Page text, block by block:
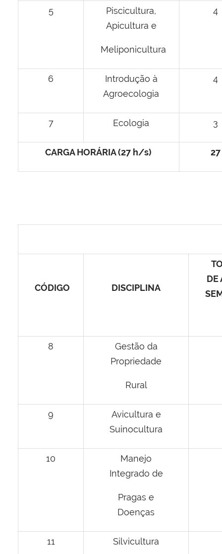
5
Piscicultura,
Apicultura e
Meliponicultura
4
6
Introdução à
Agroecologia
4
7 Ecologia 3
CARGA HORÁRIA (27 h/s) 27
CÓDIGO DISCIPLINA
DE
8
Gestão da
Propriedade
Rural
9
Avicultura e
Suinocultura
10
Manejo
Integrado de
Pragas e
Doenças
11 Silvicultura